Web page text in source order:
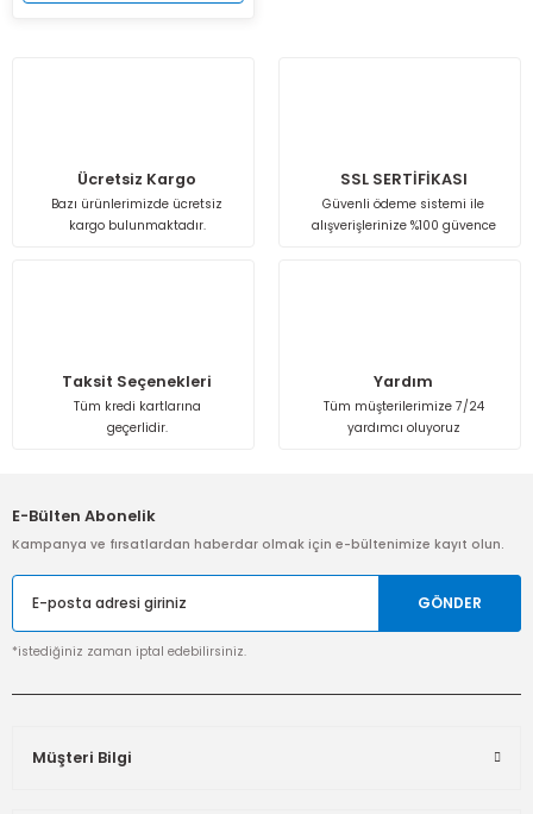
Ücretsiz Kargo
Bazı ürünlerimizde ücretsiz
kargo bulunmaktadır.
SSL SERTİFİKASI
Güvenli ödeme sistemi ile
alışverişlerinize %100 güvence
Taksit Seçenekleri
Tüm kredi kartlarına
geçerlidir.
Yardım
Tüm müşterilerimize 7/24
yardımcı oluyoruz
E-Bülten Abonelik
Kampanya ve fırsatlardan haberdar olmak için e-bültenimize kayıt olun.
GÖNDER
*istediğiniz zaman iptal edebilirsiniz.
Müşteri Bilgi